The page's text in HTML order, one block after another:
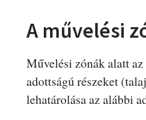
A művelési
Művelési zónák alatt
adottságú részeket
lehatárolása az alábbi